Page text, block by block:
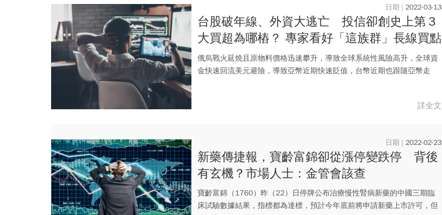
2022-03-13
台股破年線、外資大逃亡 投信卻創史上第３
大買超為哪樁？ 專家看好「這族群」長線買點
近了
俄烏戰火延燒且原物料價格迅速攀升，導致全球系統性風險高升，全球資
金快速回流美元避險，導致亞幣近期快速貶值，台幣近期也跟隨亞幣走
詳全文
2022-02-23
新藥傳捷報，寶齡富錦卻從漲停變跌停 背後
有玄機？市場人士：金管會該查
寶齡富錦（1760）昨（22）日停牌公布治療慢性腎病新藥的中國三期臨
床試驗數據結果，指標都為達標，預計今年底前將申請新藥上市許可，但